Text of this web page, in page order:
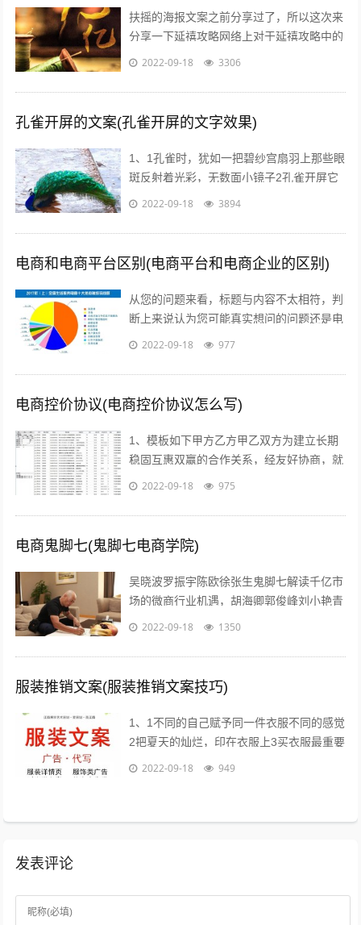
扶摇的海报文案之前分享过了，所以这次来
分享一下延禧攻略网络上对于延禧攻略中的
服饰画风妆容都一致的满意，非常符合历史
2022-09-18 3306
孔雀开屏的文案(孔雀开屏的文字效果)
1、1孔雀时，犹如一把碧纱宫扇羽上那些眼
斑反射着光彩，无数面小镜子2孔雀开屏它
的羽毛吸引着每一个人，但我呢，但其他人
2022-09-18 3894
电商和电商平台区别(电商平台和电商企业的区别)
从您的问题来看，标题与内容不太相符，判
断上来说认为您可能真实想问的问题还是电
商真的挣钱吗能挣多少美容的行业怎么样在
2022-09-18 977
电商控价协议(电商控价协议怎么写)
1、模板如下甲方乙方甲乙双方为建立长期
稳固互惠双赢的合作关系，经友好协商，就
具体合作事宜达成如下协议一合作期限，本
2022-09-18 975
电商鬼脚七(鬼脚七电商学院)
吴晓波罗振宇陈欧徐张生鬼脚七解读千亿市
场的微商行业机遇，胡海卿郭俊峰刘小艳青
城老贼凌教头等业内大咖为您分享独到犀利
2022-09-18 1350
服装推销文案(服装推销文案技巧)
1、1不同的自己赋予同一件衣服不同的感觉
2把夏天的灿烂，印在衣服上3买衣服最重要
的目的，是放松我们自己4时间会折旧这件
2022-09-18 949
发表评论